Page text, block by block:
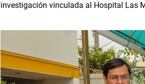
investigación vinculada al Hospital Las